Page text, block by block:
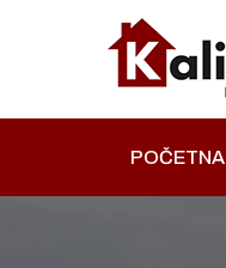
POČETNA